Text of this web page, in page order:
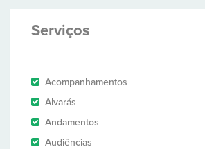
Serviços
Acompanhamentos
Alvarás
Andamentos
Audiências